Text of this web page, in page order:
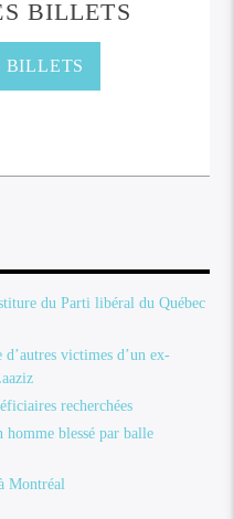
BILLETS
BILLETS
du Parti libéral du Québec
victimes d’un ex-
recherchées
homme blessé par balle
Montréal